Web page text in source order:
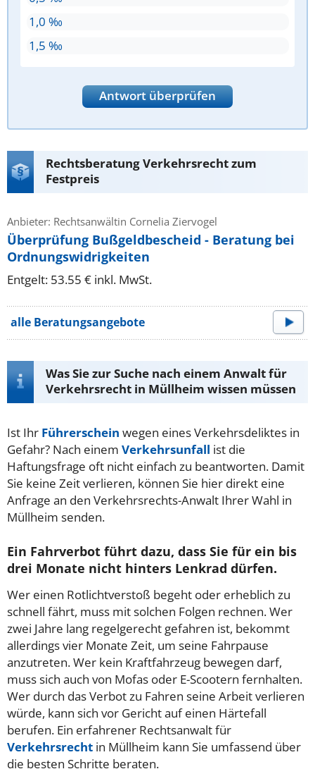
1,0 ‰
1,5 ‰
Antwort überprüfen
Rechtsberatung Verkehrsrecht zum
Festpreis
Anbieter: Rechtsanwältin Cornelia Ziervogel
Überprüfung Bußgeldbescheid - Beratung bei
Ordnungswidrigkeiten
Entgelt: 53.55 € inkl. MwSt.
alle Beratungsangebote
Was Sie zur Suche nach einem Anwalt für
Verkehrsrecht in Müllheim wissen müssen
Ist Ihr Führerschein wegen eines Verkehrsdeliktes in
Gefahr? Nach einem Verkehrsunfall ist die
Haftungsfrage oft nicht einfach zu beantworten. Damit
Sie keine Zeit verlieren, können Sie hier direkt eine
Anfrage an den Verkehrsrechts-Anwalt Ihrer Wahl in
Müllheim senden.
Ein Fahrverbot führt dazu, dass Sie für ein bis
drei Monate nicht hinters Lenkrad dürfen.
Wer einen Rotlichtverstoß begeht oder erheblich zu
schnell fährt, muss mit solchen Folgen rechnen. Wer
zwei Jahre lang regelgerecht gefahren ist, bekommt
allerdings vier Monate Zeit, um seine Fahrpause
anzutreten. Wer kein Kraftfahrzeug bewegen darf,
muss sich auch von Mofas oder E-Scootern fernhalten.
Wer durch das Verbot zu Fahren seine Arbeit verlieren
würde, kann sich vor Gericht auf einen Härtefall
berufen. Ein erfahrener Rechtsanwalt für
Verkehrsrecht in Müllheim kann Sie umfassend über
die besten Schritte beraten.